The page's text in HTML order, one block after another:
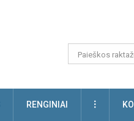
RENGINIAI DAUGIAU